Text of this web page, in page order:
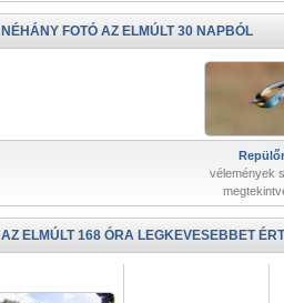
NÉHÁNY FOTÓ AZ ELMÚLT 30 NAPBÓL
vélemények
AZ ELMÚLT 168 ÓRA LEGKEVESEBBET